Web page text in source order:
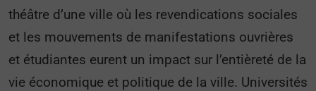
théâtre d’une ville où les revendications sociales
et les mouvements de manifestations ouvrières
et étudiantes eurent un impact sur l’entièreté de la
vie économique et politique de la ville. Universités